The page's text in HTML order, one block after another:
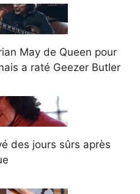
May de Queen pour
a raté Geezer Butler
des jours sûrs après